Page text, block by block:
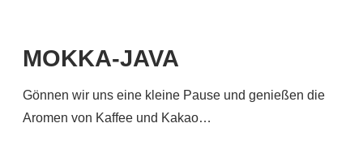
MOKKA-JAVA
Gönnen wir uns eine kleine Pause und genießen die
Aromen von Kaffee und Kakao…